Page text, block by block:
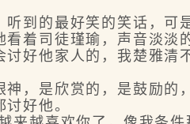
的最好笑的笑话，可是
看着司徒瑾瑜，声音淡
好他家人的，我楚雅清
是欣赏的，是鼓励的，
好他。